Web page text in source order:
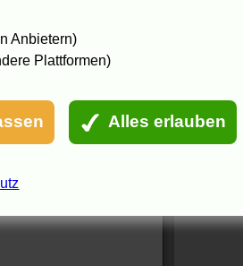
Anbietern)
Plattformen)
Alles erlauben